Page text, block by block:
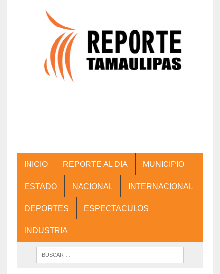
INICIO REPORTE AL DIA MUNICIPIO
ESTADO NACIONAL INTERNACIONAL
DEPORTES ESPECTACULOS
INDUSTRIA